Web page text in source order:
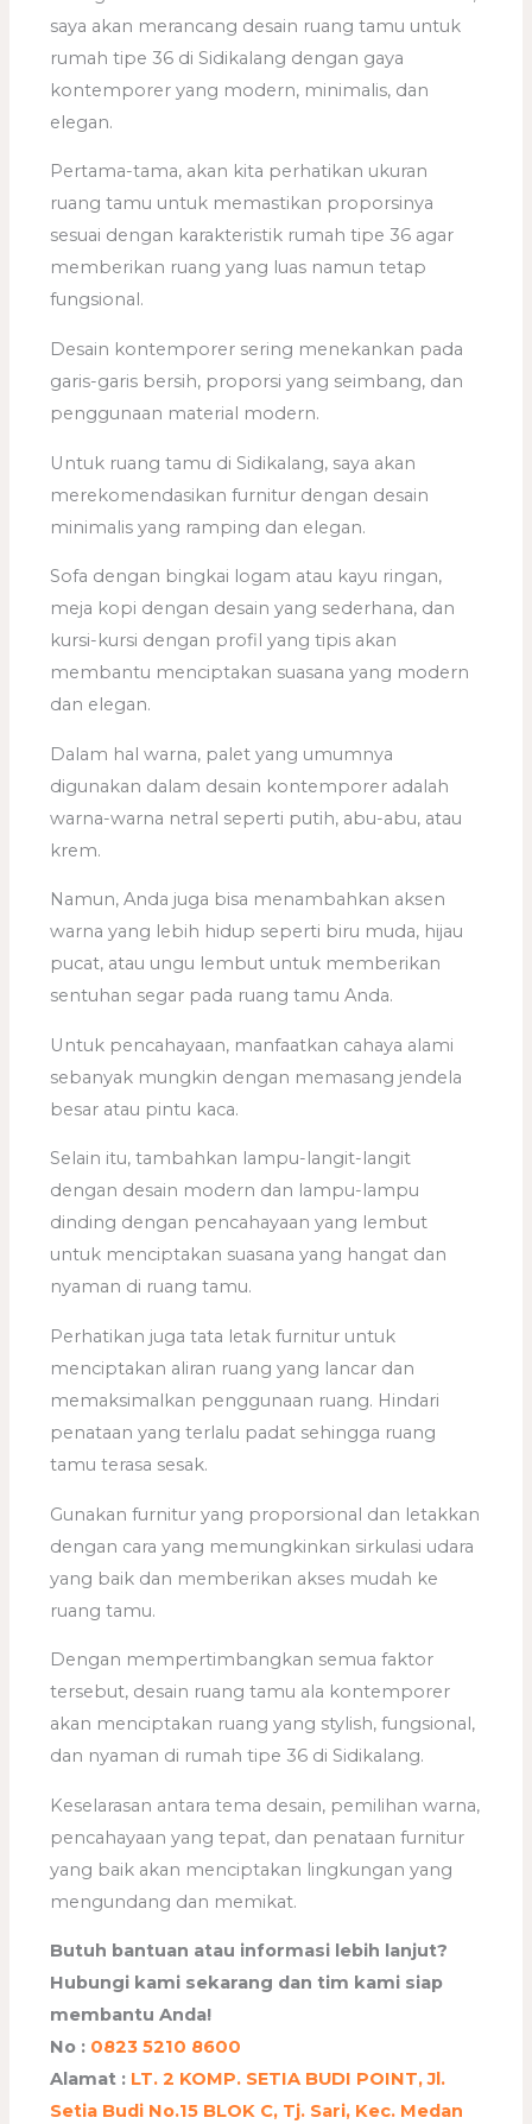
saya akan merancang desain ruang tamu untuk
rumah tipe 36 di Sidikalang dengan gaya
kontemporer yang modern, minimalis, dan
elegan.
Pertama-tama, akan kita perhatikan ukuran
ruang tamu untuk memastikan proporsinya
sesuai dengan karakteristik rumah tipe 36 agar
memberikan ruang yang luas namun tetap
fungsional.
Desain kontemporer sering menekankan pada
garis-garis bersih, proporsi yang seimbang, dan
penggunaan material modern.
Untuk ruang tamu di Sidikalang, saya akan
merekomendasikan furnitur dengan desain
minimalis yang ramping dan elegan.
Sofa dengan bingkai logam atau kayu ringan,
meja kopi dengan desain yang sederhana, dan
kursi-kursi dengan profil yang tipis akan
membantu menciptakan suasana yang modern
dan elegan.
Dalam hal warna, palet yang umumnya
digunakan dalam desain kontemporer adalah
warna-warna netral seperti putih, abu-abu, atau
krem.
Namun, Anda juga bisa menambahkan aksen
warna yang lebih hidup seperti biru muda, hijau
pucat, atau ungu lembut untuk memberikan
sentuhan segar pada ruang tamu Anda.
Untuk pencahayaan, manfaatkan cahaya alami
sebanyak mungkin dengan memasang jendela
besar atau pintu kaca.
Selain itu, tambahkan lampu-langit-langit
dengan desain modern dan lampu-lampu
dinding dengan pencahayaan yang lembut
untuk menciptakan suasana yang hangat dan
nyaman di ruang tamu.
Perhatikan juga tata letak furnitur untuk
menciptakan aliran ruang yang lancar dan
memaksimalkan penggunaan ruang. Hindari
penataan yang terlalu padat sehingga ruang
tamu terasa sesak.
Gunakan furnitur yang proporsional dan letakkan
dengan cara yang memungkinkan sirkulasi udara
yang baik dan memberikan akses mudah ke
ruang tamu.
Dengan mempertimbangkan semua faktor
tersebut, desain ruang tamu ala kontemporer
akan menciptakan ruang yang stylish, fungsional,
dan nyaman di rumah tipe 36 di Sidikalang.
Keselarasan antara tema desain, pemilihan warna,
pencahayaan yang tepat, dan penataan furnitur
yang baik akan menciptakan lingkungan yang
mengundang dan memikat.
Butuh bantuan atau informasi lebih lanjut?
Hubungi kami sekarang dan tim kami siap
membantu Anda!
No : 0823 5210 8600
Alamat : LT. 2 KOMP. SETIA BUDI POINT, Jl.
Setia Budi No.15 BLOK C, Tj. Sari, Kec. Medan